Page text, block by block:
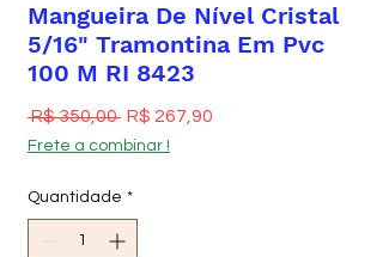
Mangueira De Nível Cristal
5/16" Tramontina Em Pvc
100 M RI 8423
R$ 350,00 Preço normal
R$ 267,90
Frete a combinar !
Quantidade *